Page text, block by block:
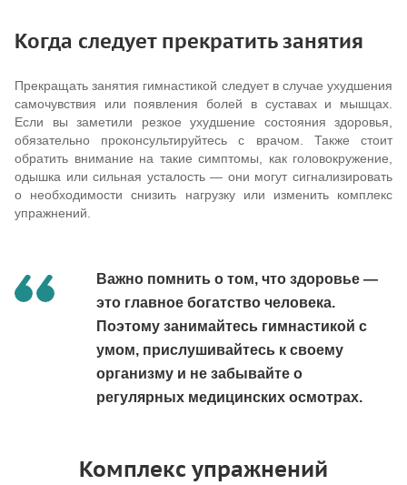
Когда следует прекратить занятия
Прекращать занятия гимнастикой следует в случае ухудшения
самочувствия или появления болей в суставах и мышцах.
Если вы заметили резкое ухудшение состояния здоровья,
обязательно проконсультируйтесь с врачом. Также стоит
обратить внимание на такие симптомы, как головокружение,
одышка или сильная усталость — они могут сигнализировать
о необходимости снизить нагрузку или изменить комплекс
упражнений.
Важно помнить о том, что здоровье —
это главное богатство человека.
Поэтому занимайтесь гимнастикой с
умом, прислушивайтесь к своему
организму и не забывайте о
регулярных медицинских осмотрах.
Комплекс упражнений